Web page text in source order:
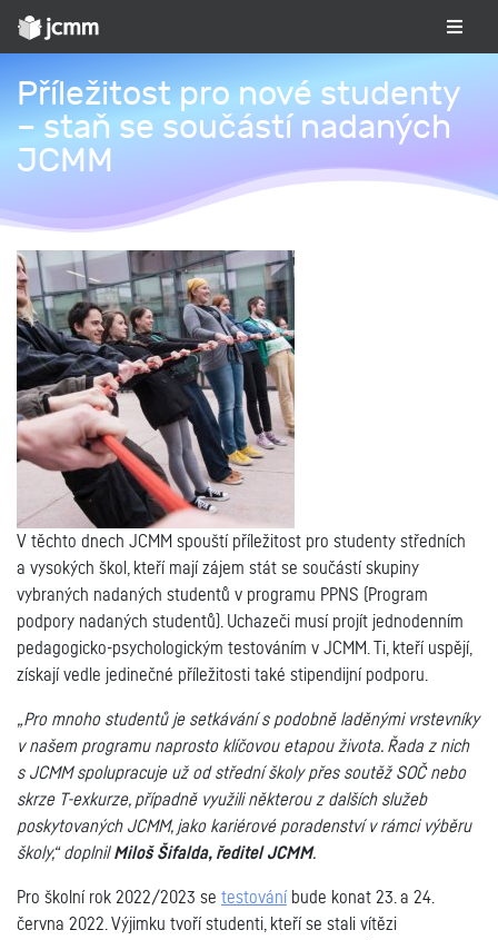
Příležitost pro nové studenty
– staň se součástí nadaných
JCMM
V těchto dnech JCMM spouští příležitost pro studenty středních
a vysokých škol, kteří mají zájem stát se součástí skupiny
vybraných nadaných studentů v programu PPNS (Program
podpory nadaných studentů). Uchazeči musí projít jednodenním
pedagogicko-psychologickým testováním v JCMM. Ti, kteří uspějí,
získají vedle jedinečné příležitosti také stipendijní podporu.
„Pro mnoho studentů je setkávání s podobně laděnými vrstevníky
v našem programu naprosto klíčovou etapou života. Řada z nich
s JCMM spolupracuje už od střední školy přes soutěž SOČ nebo
skrze T-exkurze, případně využili některou z dalších služeb
poskytovaných JCMM, jako kariérové poradenství v rámci výběru
školy,“ doplnilMiloš Šifalda, ředitel JCMM.
Pro školní rok 2022/2023 se testování bude konat 23. a 24.
června 2022. Výjimku tvoří studenti, kteří se stali vítězi